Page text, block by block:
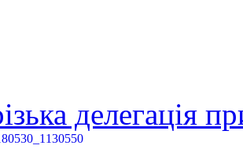
делегація